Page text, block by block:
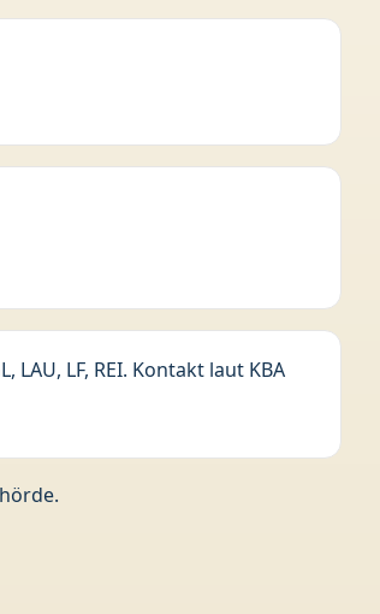
LF, REI. Kontakt laut KBA